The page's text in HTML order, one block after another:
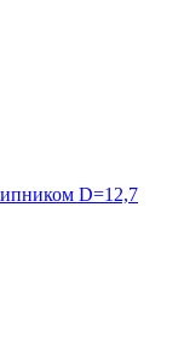
D=12,7